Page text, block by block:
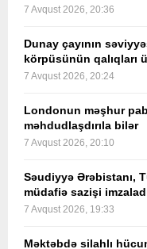
7 Avqust 2026, 20:36
Dunay çayının
körpüsünün qalıqları
7 Avqust 2026, 20:24
Londonun məşhur
məhdudlaşdırıla bilər
7 Avqust 2026, 20:10
Səudiyyə Ərəbistanı,
müdafiə sazişi
7 Avqust 2026, 19:33
Məktəbdə silahlı